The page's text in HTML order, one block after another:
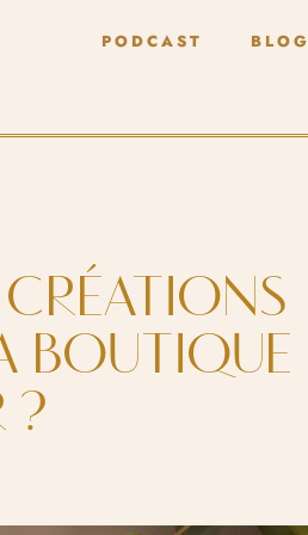
PODCAST BLOG
BOUTIQUE
?